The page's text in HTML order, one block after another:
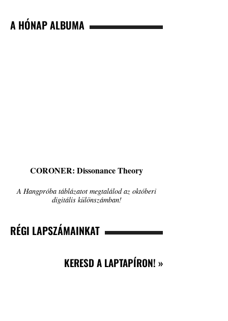
A HÓNAP ALBUMA
CORONER: Dissonance Theory
A Hangpróba táblázatot megtalálod az októberi
digitális különszámban!
RÉGI LAPSZÁMAINKAT
KERESD A LAPTAPÍRON! »